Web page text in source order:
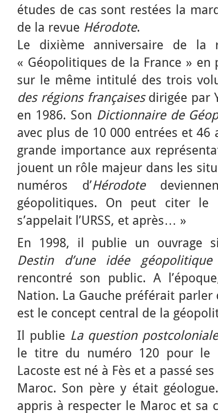
études de cas sont restées la
de la revue Hérodote.
Le dixième anniversaire de la
« Géopolitiques de la France »
sur le même intitulé des trois
des régions françaisesdirigée par
en 1986. Son Dictionnaire de
avec plus de 10 000 entrées et
grande importance aux
jouent un rôle majeur dans les
numéros d’Hérodote
géopolitiques. On peut citer
s’appelait l’URSS, et après… »
En 1998, il publie un ouvrage
Destin d’une idée
rencontré son public. A
Nation. La Gauche préférait parler
est le concept central de la
Il publie La question
le titre du numéro 120 pour le
Lacoste est né à Fès et a passé
Maroc. Son père y était
appris à respecter le Maroc et sa